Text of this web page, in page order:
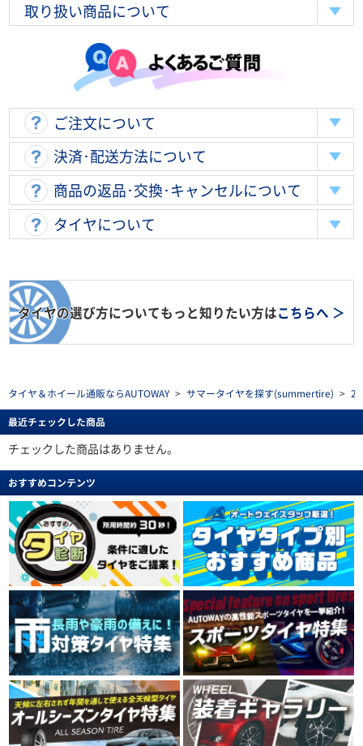
取り扱い商品について
ご注文について
決済･配送方法について
商品の返品･交換･キャンセルについて
タイヤについて
タイヤの選び方についてもっと知りたい方はこちらへ ＞
タイヤ＆ホイール通販ならAUTOWAY > サマータイヤを探す(summertire) >
最近チェックした商品
チェックした商品はありません。
おすすめコンテンツ